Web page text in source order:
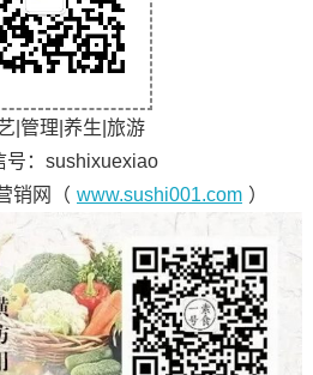
|管理|养生|旅游
号：sushixuexiao
销网（ www.sushi001.com ）